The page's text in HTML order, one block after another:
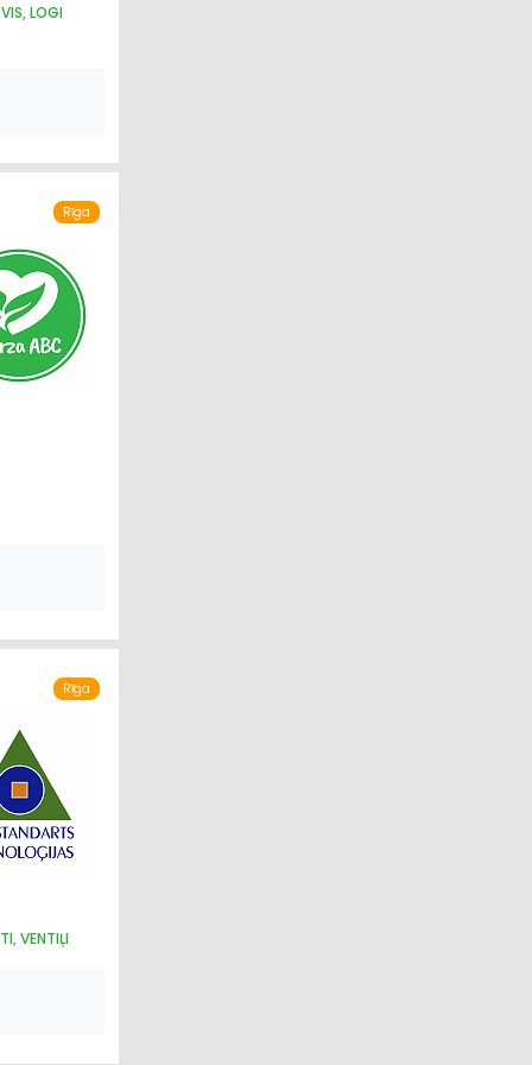
LOGI
Rīga
Rīga
VENTIĻI